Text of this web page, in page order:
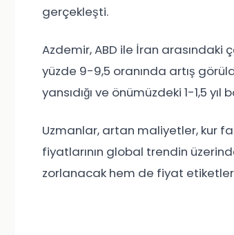
gerçekleşti.
Azdemir, ABD ile İran
yüzde 9-9,5 oranında artış
yansıdığı ve önümüzdeki 1-1,5
Uzmanlar, artan maliyetler, kur
fiyatlarının global trendin
zorlanacak hem de fiyat